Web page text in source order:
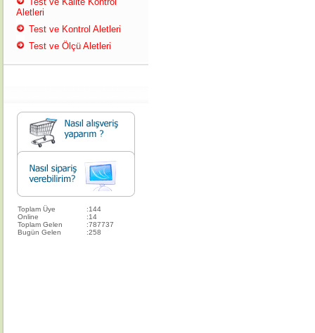
Aletleri
Test ve Kontrol Aletleri
Test ve Ölçü Aletleri
Toplam Üye :144
Online
:14
Toplam Gelen
:787737
Bugün Gelen
:258